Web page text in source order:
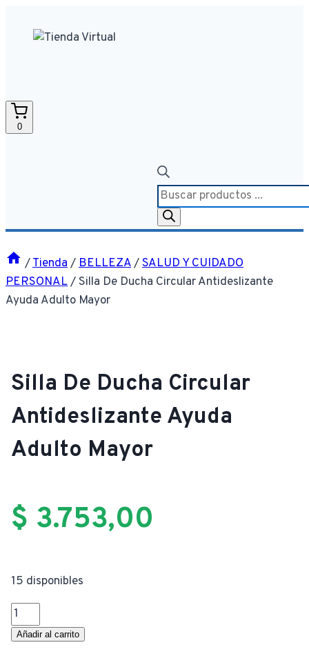
0
Búsqueda
de
productos
/Tienda/BELLEZA/SALUD Y CUIDADO
PERSONAL/Silla De Ducha Circular Antideslizante
Ayuda Adulto Mayor
Silla De Ducha Circular
Antideslizante Ayuda
Adulto Mayor
$ 3.753,00
15 disponibles
Silla
DeAñadir al carrito